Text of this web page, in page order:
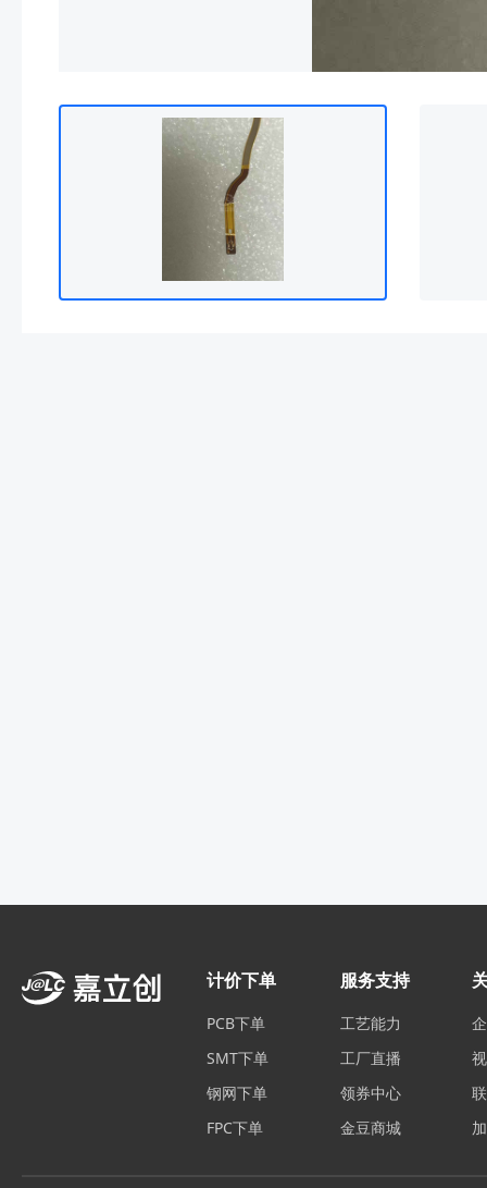
计价下单
PCB下单
SMT下单
钢网下单
FPC下单
服务支持
工艺能力
工厂直播
领券中心
金豆商城